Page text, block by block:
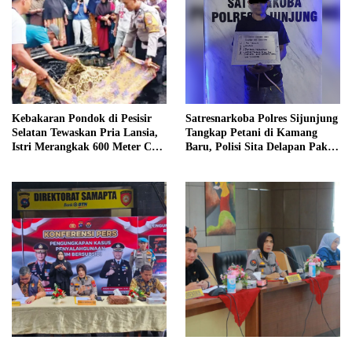
Kebakaran Pondok di Pesisir
Selatan Tewaskan Pria Lansia,
Istri Merangkak 600 Meter Cari
Satresnarkoba Polres Sijunjung
Tangkap Petani di Kamang
Baru, Polisi Sita Delapan Paket